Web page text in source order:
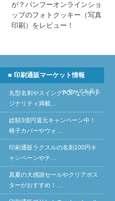
が？バンフーオンラインショ
ップのフォトクッキー（写真
印刷）をレビュー！
■ 印刷通販マーケット情報
» すべてを見る
丸型名刺やスイングPOPなどオリ
ジナリティ満載…
総額3億円還元キャンペーン中！
椅子カバーやウォ…
印刷通販ラクスルの名刺100円キ
ャンペーンやチ…
真夏の大感謝セールやクリアポス
ターがおすすめ！…